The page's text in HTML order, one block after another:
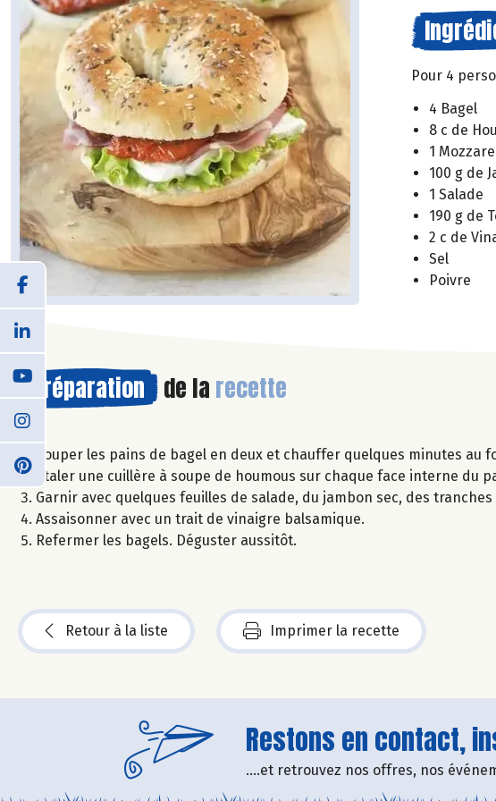
Pour 4
4 Bagel
8 c de
1
100 g de
1 Salade
190 g de
2 c de
Sel
Poivre
Préparation de la recette
Couper les pains de bagel en deux et chauffer quelques minutes au
Etaler une cuillère à soupe de houmous sur chaque face interne du
Garnir avec quelques feuilles de salade, du jambon sec, des
Assaisonner avec un trait de vinaigre balsamique.
Refermer les bagels. Déguster aussitôt.
Retour à la liste Imprimer la recette
Restons en contact,
....et retrouvez nos offres, nos